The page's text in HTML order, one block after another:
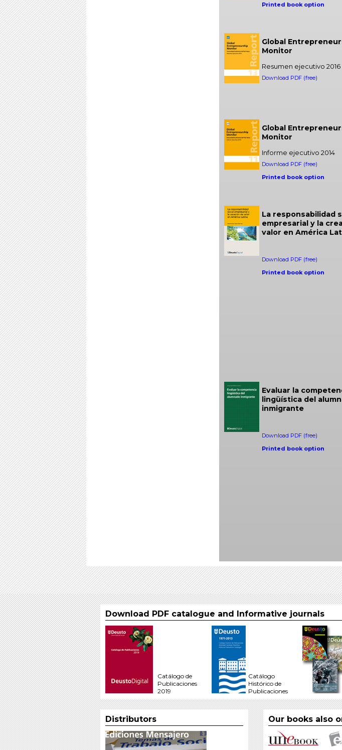
Printed book option
Global
Monitor
Resumen ejecutivo 2016
Download PDF (free)
Global
Monitor
Informe ejecutivo 2014
Download PDF (free)
Printed book option
La responsabilidad
empresarial y la
valor en América
Download PDF (free)
Printed book option
Evaluar la
lingüística del
inmigrante
Download PDF (free)
Printed book option
Download PDF catalogue and Informative journals
Catálogo de
Publicaciones
2019
Catálogo
Histórico de
Publicaciones
Distributors Our books also